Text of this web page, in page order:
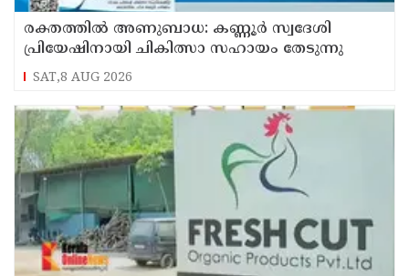
രക്തത്തിൽ അണുബാധ: കണ്ണൂർ സ്വദേശി
പ്രിയേഷിനായി ചികിത്സാ സഹായം തേടുന്നു
SAT,8 AUG 2026